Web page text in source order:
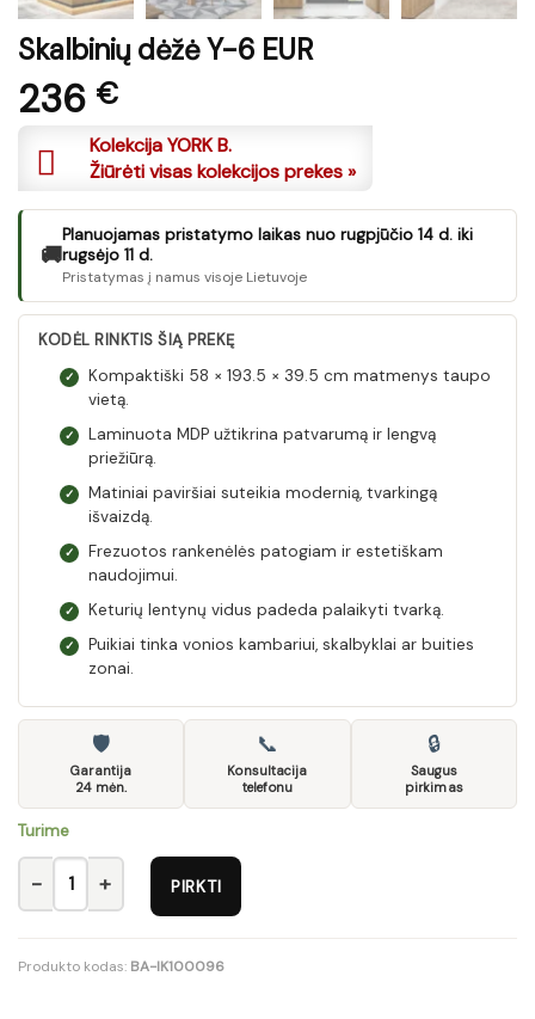
Skalbinių dėžė Y-6 EUR
236 €
Kolekcija YORK B.
Žiūrėti visas kolekcijos prekes »
🚚
Planuojamas pristatymo laikas nuo rugpjūčio 14 d. iki
rugsėjo 11 d.
Pristatymas į namus visoje Lietuvoje
KODĖL RINKTIS ŠIĄ PREKĘ
✓
Kompaktiški 58 × 193.5 × 39.5 cm matmenys taupo
vietą.
✓
Laminuota MDP užtikrina patvarumą ir lengvą
priežiūrą.
✓
Matiniai paviršiai suteikia modernią, tvarkingą
išvaizdą.
✓
Frezuotos rankenėlės patogiam ir estetiškam
naudojimui.
✓ Keturių lentynų vidus padeda palaikyti tvarką.
✓
Puikiai tinka vonios kambariui, skalbyklai ar buities
zonai.
🛡
Garantija
24 mėn.
📞
Konsultacija
telefonu
🔒
Saugus
pirkimas
Turime
produkto kiekis: Skalbinių dėžė Y-6 EUR
PIRKTI
Produkto kodas: BA-IK100096